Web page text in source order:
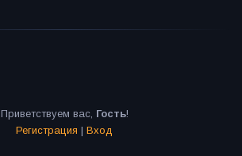
Приветствуем вас, Гость!
Регистрация | Вход